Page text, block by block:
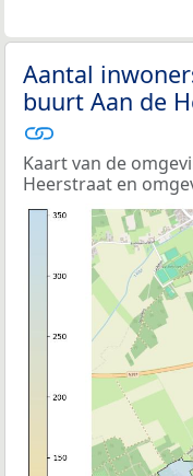
Aantal
buurt Aan de
Kaart van de
Heerstraat en